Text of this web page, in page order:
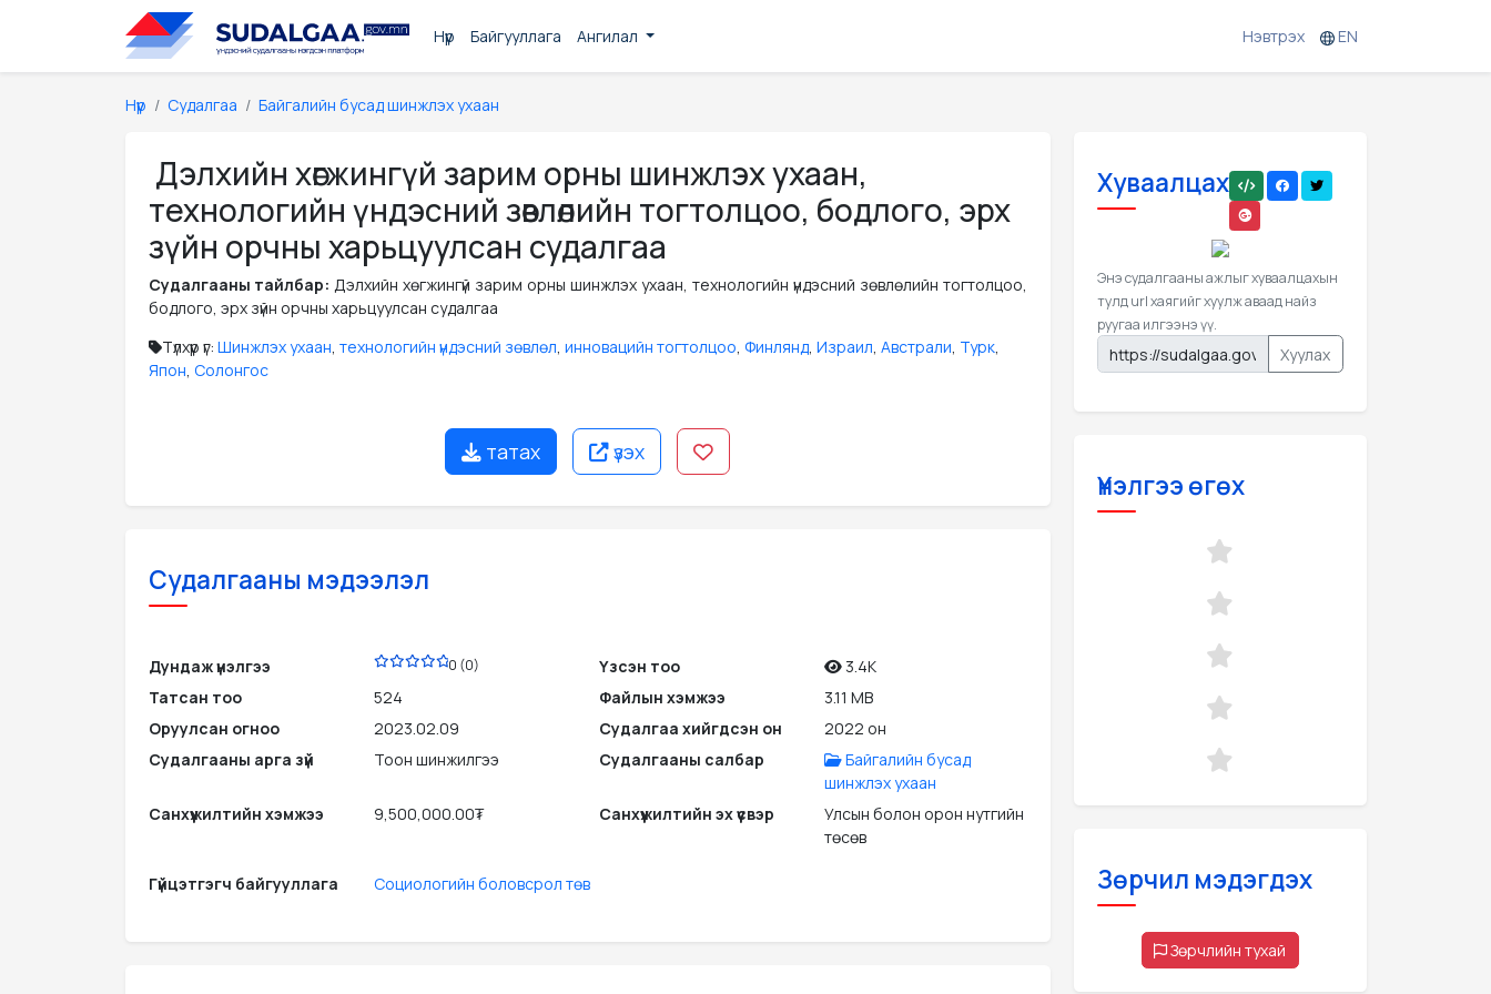
Нүүр Байгууллага Ангилал Нэвтрэх EN
Нүүр Судалгаа Байгалийн бусад шинжлэх ухаан
Дэлхийн хөгжингүй зарим орны шинжлэх ухаан,
технологийн үндэсний зөвлөлийн тогтолцоо, бодлого, эрх
зүйн орчны харьцуулсан судалгаа
Судалгааны тайлбар:Дэлхийн хөгжингүй зарим орны шинжлэх ухаан, технологийн үндэсний зөвлөлийн тогтолцоо,
бодлого, эрх зүйн орчны харьцуулсан судалгаа
Түлхүүр үг: Шинжлэх ухаан, технологийн үндэсний зөвлөл, инновацийн тогтолцоо, Финлянд, Израил, Австрали, Турк,
Япон, Солонгос
татах үзэх
Судалгааны мэдээлэл
Дундаж үнэлгээ 0 (0) Үзсэн тоо
3.4K
Татсан тоо
524 Файлын хэмжээ
3.11 MB
Оруулсан огноо
2023.02.09 Судалгаа хийгдсэн он
2022 он
Судалгааны арга зүй
Тоон шинжилгээ Судалгааны салбар
Байгалийн бусад
шинжлэх ухаан
Санхүүжилтийн хэмжээ
9,500,000.00₮ Санхүүжилтийн эх үүсвэр
Улсын болон орон нутгийн
төсөв
Гүйцэтгэгч байгууллага Социологийн боловсрол төв
Хуваалцах
Энэ судалгааны ажлыг хуваалцахын
тулд url хаягийг хуулж аваад найз
руугаа илгээнэ үү.
Хуулах
Үнэлгээ өгөх
Зөрчил мэдэгдэх
Зөрчлийн тухай